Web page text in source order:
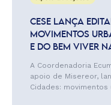
CESE LANÇA
MOVIMENTOS
E DO BEM VIVER
A Coordenadoria
apoio de Misereor,
Cidades: movimentos